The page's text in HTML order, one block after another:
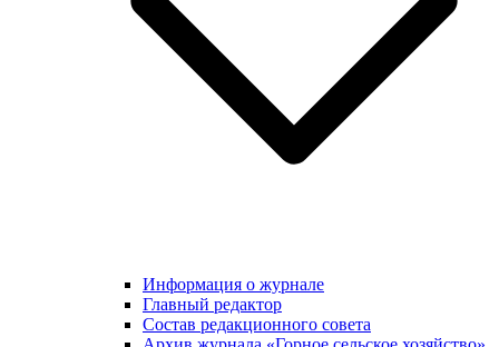
Информация о журнале
Главный редактор
Состав редакционного совета